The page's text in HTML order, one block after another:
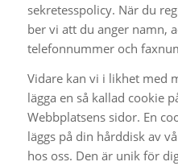
sekretesspolicy. När du
ber vi att du anger namn,
telefonnummer och
Vidare kan vi i likhet med
lägga en så kallad cookie
Webbplatsens sidor. En
läggs på din hårddisk av
hos oss. Den är unik för